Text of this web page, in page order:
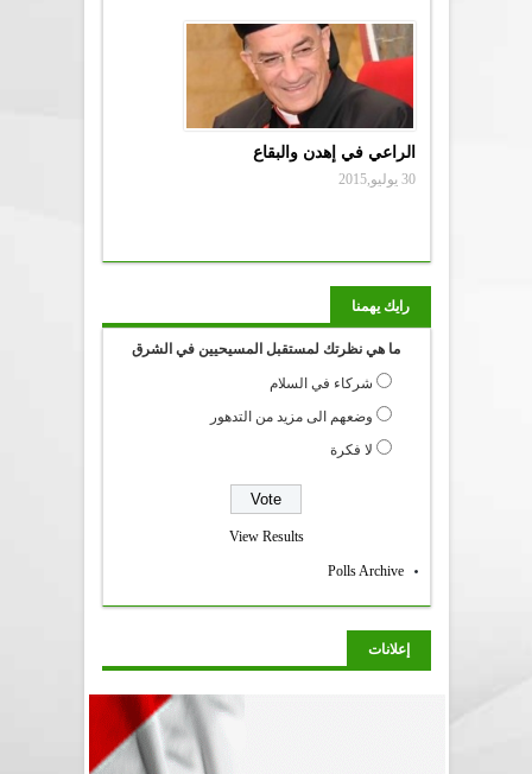
الراعي في إهدن والبقاع
30 يوليو,2015
رايك يهمنا
ما هي نظرتك لمستقبل المسيحيين في الشرق
شركاء في السلام
وضعهم الى مزيد من التدهور
لا فكرة
View Results
Polls Archive
إعلانات